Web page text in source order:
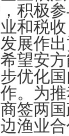
积极
和税
展作
望安
优化
。为
签两
渔业